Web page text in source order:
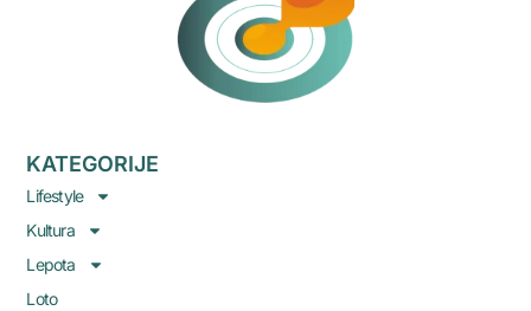
KATEGORIJE
Lifestyle
Kultura
Lepota
Loto